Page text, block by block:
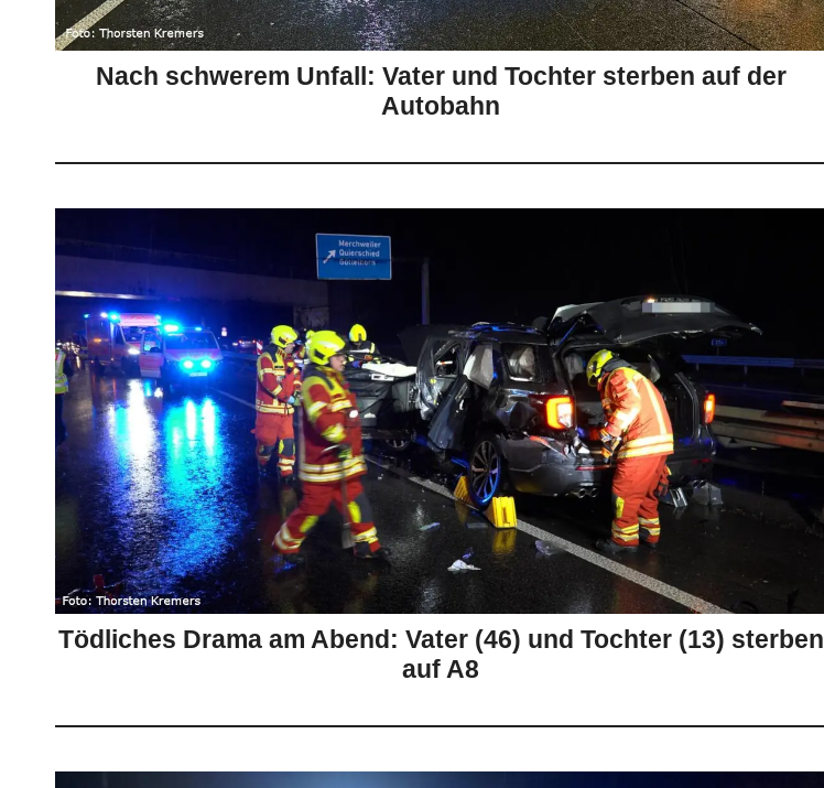
Nach schwerem Unfall: Vater und Tochter sterben auf der
Autobahn
Tödliches Drama am Abend: Vater (46) und Tochter (13) sterben
auf A8